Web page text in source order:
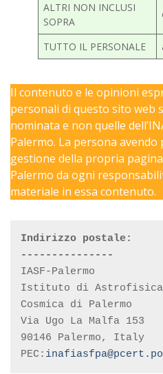
ALTRI NON INCLUSI
SOPRA
TUTTO IL PERSONALE
Il contenuto e le opinioni
personali di questo sito web
nominata e non quelle
Palermo. La persona
gestione della propria
Palermo da ogni
materiale in essa contenuto.
Indirizzo postale:
---------------
IASF-Palermo
Istituto di Astrofisica
Cosmica di Palermo
Via Ugo La Malfa 153
90146 Palermo, Italy
PEC: